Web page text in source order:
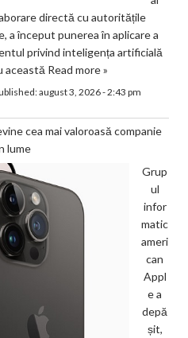
directă cu autoritățile
a început punerea în aplicare a
privind inteligența artificială
această Read more »
august 3, 2026 - 2:43 pm
cea mai valoroasă companie
lume
Grup
ul
infor
matic
ameri
can
Appl
e a
depă
șit,